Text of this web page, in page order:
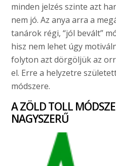
minden jelzés szinte azt
nem jó. Az anya arra a
tanárok régi, “jól bevált”
hisz nem lehet úgy
folyton azt dörgöljük az
el. Erre a helyzetre
módszere.
A ZÖLD TOLL
NAGYSZERŰ